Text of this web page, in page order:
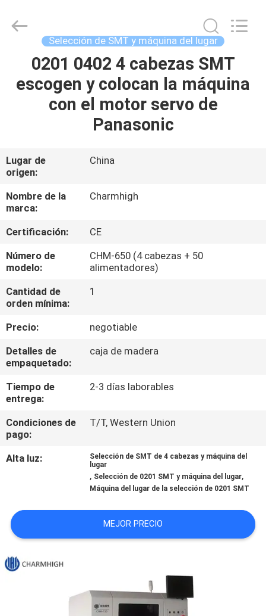
HOGAR
PRODUCTOS
VÍDEOS
SOBRE
NOSOTROS
VISITA
A
LA
CONTROL
CALIDAD
CONTACTA
CON
NOTICIAS
ON
CHARMHIGH
TECHNOLOGY
Selección de SMT y máquina del lugar
0201 0402 4 cabezas SMT
escogen y colocan la máquina
con el motor servo de
Panasonic
Lugar de
origen:
China
Nombre de la
marca:
Charmhigh
Certificación:
CE
Número de
modelo:
CHM-650 (4 cabezas + 50
alimentadores)
Cantidad de
orden mínima:
1
Precio:
negotiable
Detalles de
empaquetado:
caja de madera
Tiempo de
entrega:
2-3 días laborables
Condiciones de
pago:
T/T, Western Union
Alta luz:
Selección de SMT de 4 cabezas y máquina del
lugar
, Selección de 0201 SMT y máquina del lugar,
Máquina del lugar de la selección de 0201 SMT
MEJOR PRECIO